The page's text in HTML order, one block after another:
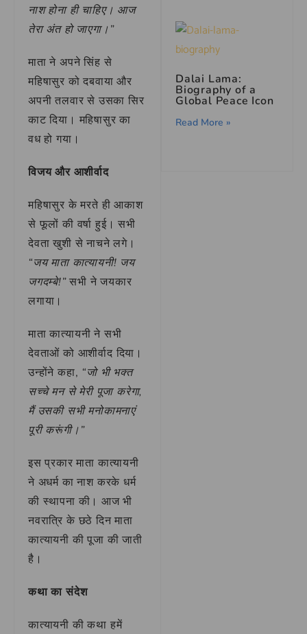
नाश होना ही चाहिए। आज
तेरा अंत हो जाएगा।”
माता ने अपने सिंह से
महिषासुर को दबवाया और
अपनी तलवार से उसका सिर
काट दिया। महिषासुर का
वध हो गया।
विजय और आशीर्वाद
महिषासुर के मरते ही आकाश
से फूलों की वर्षा हुई। सभी
देवता खुशी से नाचने लगे।
“जय माता कात्यायनी! जय
जगदम्बे!”सभी ने जयकार
लगाया।
माता कात्यायनी ने सभी
देवताओं को आशीर्वाद दिया।
उन्होंने कहा, “जो भी भक्त
सच्चे मन से मेरी पूजा करेगा,
मैं उसकी सभी मनोकामनाएं
पूरी करूंगी।”
इस प्रकार माता कात्यायनी
ने अधर्म का नाश करके धर्म
की स्थापना की। आज भी
नवरात्रि के छठे दिन माता
कात्यायनी की पूजा की जाती
है।
कथा का संदेश
कात्यायनी की कथा हमें
Dalai Lama:
Biography of a
Global Peace Icon
Read More »